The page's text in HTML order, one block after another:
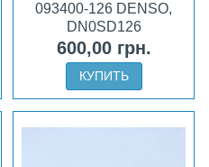
093400-126 DENSO,
DN0SD126
600,00 грн.
КУПИТЬ